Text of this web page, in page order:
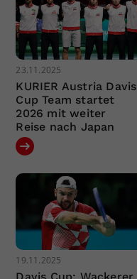
23.11.2025
KURIER Austria Davis
Cup Team startet
2026 mit weiter
Reise nach Japan
19.11.2025